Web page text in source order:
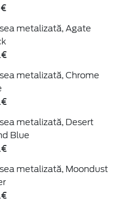
metalizată, Agate
metalizată, Chrome
metalizată, Desert
Blue
metalizată, Moondust